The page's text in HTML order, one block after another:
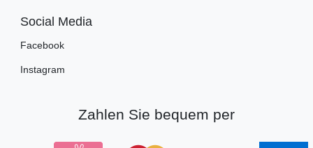
Social Media
Facebook
Instagram
Zahlen Sie bequem per